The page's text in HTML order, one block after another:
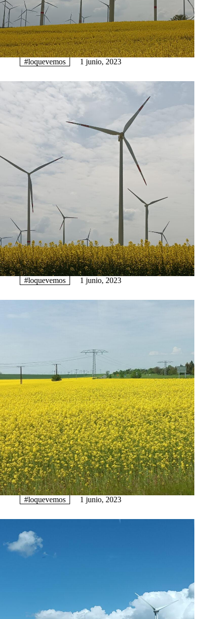
#loquevemos 1 junio, 2023
#loquevemos 1 junio, 2023
#loquevemos 1 junio, 2023